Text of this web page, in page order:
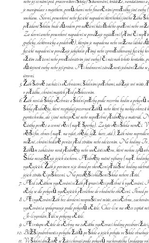
je manipulace s majetkem, pomůckami nebo finančními prostředky jiné
souhlasu. Slovní, posunkové nebo fyzické napadení kteréhokoli jiného žáka
pořádané školou bude důvodem pro udělení kázeňského opatření nebo
Za slovní anebo posunkové napadení se považuje vyjádření (přímé či
graficky, elektronicky a podobně), kterým je napadena nebo snížena lidská
fyzické napadení se považuje jakýkoliv přímý nebo zprostředkovaný fyzický
užitím zařízení nebo prostřednictvím jiné osoby) či náznak tohoto kontaktu,
důstojnost osoby nebo její práva. Při hodnocení závažnosti jednání žáka
úrovni.
Žák šetrně zachází s učebnicemi, školními potřebami, udržuje své místo,
v pořádku, chrání majetek před poškozením.
Žák nosí do školy učebnice a školní potřeby podle rozvrhu hodin a
školy předměty, které rozptylují pozornost žáků nebo které by mohly
pyrotechniku, ale i jiné nebezpečné nebo nepotřebné předměty a materiál.
částky peněz a cenné věci (např. šperky). Za tyto věci škola neručí. V
větší fin. obnos (např. na výlet, obědy, lyž. kurz, atd.), žák ráno
možné, chrání bedlivě peníze před ztrátou nebo odcizením. Na hodiny
žákům zakázáno nosit předměty nebo součásti oděvu, které mohou
Škola nezajišťuje jejich úschovu. Předměty nutné výbavy (např.
vyučujících. Žák je povinen si je ihned po skončení příslušné hodiny
jejich ztrátu či poškození. Na pozdější ohlášení škola nebere zřetel.
Před začátkem vyučování si žák připraví věci potřebné k vyučování.
účely se dle pokynů vyučujících převlékne do vhodného oblečení. Ihned po
Při vyučování žák bez dovolení neopouští své místo, ani učebnu,
vyučování a spolupracuje podle pokynů učitele. Chce-li se na něco zeptat
Je-li vyvolán, řídí se pokyny učitele.
Při vstupu učitele do učebny na začátku vyučovací hodiny pozdraví žáci
Bližší podrobnosti o pohybu žáků po škole a jejich pobytu ve škole
Ve školní družině se žáci chovají podle pokynů vychovatelky (pedagoga